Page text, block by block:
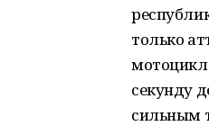
только
секунду
сильным